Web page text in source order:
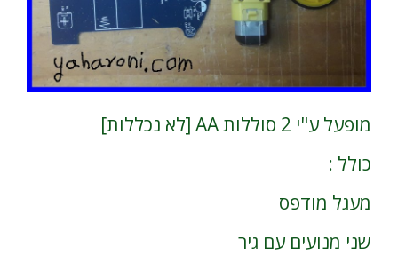
מופעל ע"י 2 סוללות AA [לא נכללות]
כולל :
מעגל מודפס
שני מנועים עם גיר